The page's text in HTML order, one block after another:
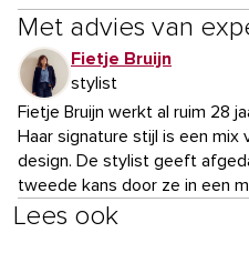
Met advies van
Fietje Bruijn
stylist
Fietje Bruijn werkt al ruim 28
Haar signature stijl is een mix
design. De stylist geeft
tweede kans door ze in een
Lees ook